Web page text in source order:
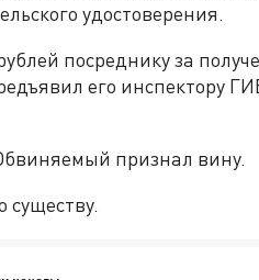
удостоверения.
посреднику за
его инспектору
признал вину.
существу.